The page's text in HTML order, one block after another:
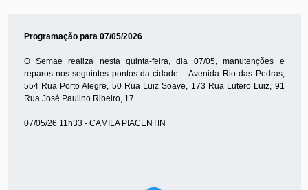
Programação para 07/05/2026
O Semae realiza nesta quinta-feira, dia 07/05, manutenções e
reparos nos seguintes pontos da cidade: Avenida Rio das Pedras,
554 Rua Porto Alegre, 50 Rua Luiz Soave, 173 Rua Lutero Luiz, 91
Rua José Paulino Ribeiro, 17...
07/05/26 11h33 - CAMILA PIACENTIN